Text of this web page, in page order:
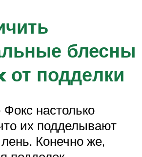
блесны
от подделки
настолько
их подделывают
Конечно же,